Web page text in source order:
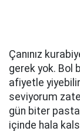
Çanınız
gerek yok. Bol
afiyetle
seviyorum
gün biter
içinde hala